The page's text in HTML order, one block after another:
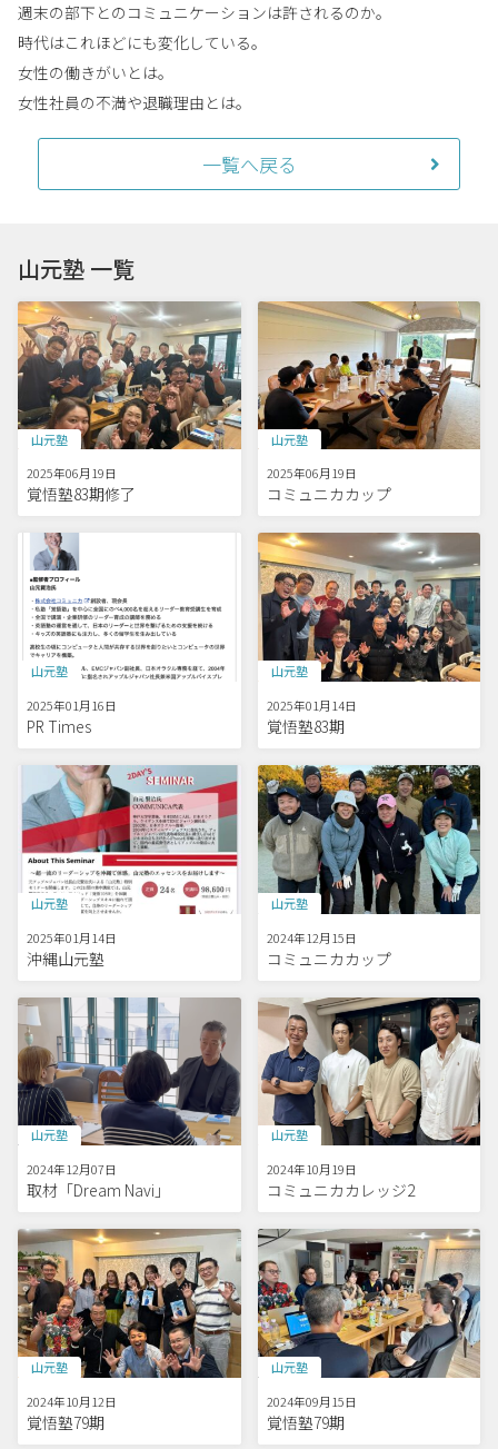
週末の部下とのコミュニケーションは許されるのか。
時代はこれほどにも変化している。
女性の働きがいとは。
女性社員の不満や退職理由とは。
一覧へ戻る
山元塾 一覧
山元塾
2025年06月19日
覚悟塾83期修了
山元塾
2025年06月19日
コミュニカカップ
山元塾
2025年01月16日
PR Times
山元塾
2025年01月14日
覚悟塾83期
山元塾
2025年01月14日
沖縄山元塾
山元塾
2024年12月15日
コミュニカカップ
山元塾
2024年12月07日
取材「Dream Navi」
山元塾
2024年10月19日
コミュニカカレッジ2
山元塾
2024年10月12日
覚悟塾79期
山元塾
2024年09月15日
覚悟塾79期